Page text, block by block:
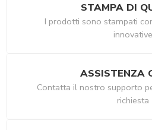
STAMPA DI
I prodotti sono stampati
innovative
ASSISTENZA
Contatta il nostro supporto
richiesta